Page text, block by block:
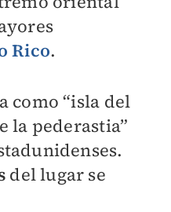
Rico.
como “isla del
la pederastia”
del lugar se